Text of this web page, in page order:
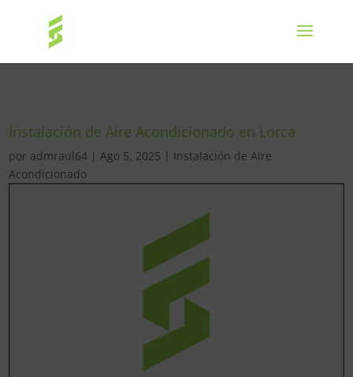
Instalación de Aire Acondicionado en Lorca
por admraul64 |Ago 5, 2025 | Instalación de Aire
Acondicionado